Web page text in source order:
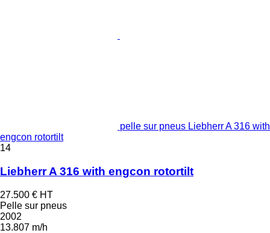
pelle sur pneus Liebherr A 316 with
engcon rotortilt
14
Liebherr A 316 with engcon rotortilt
27.500 € HT
Pelle sur pneus
2002
13.807 m/h